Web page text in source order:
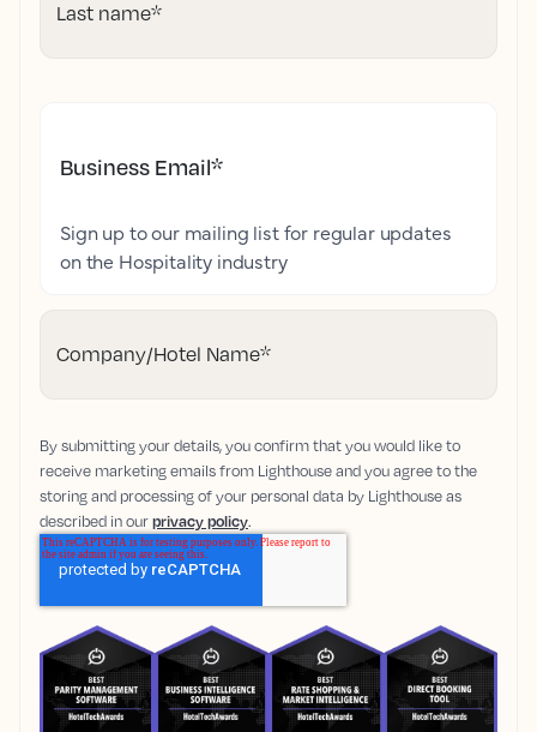
Last name*
Business Email*
Sign up to our mailing list for regular updates
on the Hospitality industry
Company/Hotel Name*
By submitting your details, you confirm that you would like to
receive marketing emails from Lighthouse and you agree to the
storing and processing of your personal data by Lighthouse as
described in ourprivacy policy.